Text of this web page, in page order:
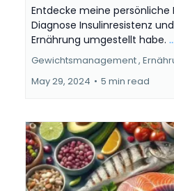
Entdecke meine persönliche
Diagnose Insulinresistenz
Ernährung umgestellt habe.
Gewichtsmanagement ,
May 29, 2024 • 5 min read